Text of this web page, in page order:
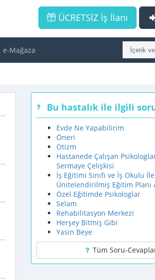
ÜCRETSİZ İş İlanı
e-Mağaza
Bu hastalık ile ilgili
Evde Ne Yapabilirim
Öneri
Otizm
Hastanede Çalışan
Sermaye Çelişkisi
İş Eğitimi Sınıfı ve İş Okulu
Ünitelendirilmiş Eğitim Planı
Özel Eğitimde Psikologlar
Selam
Rehabilitasyon Merkezi
Herşey Bitmiş Gibi
Yasin Beye
Tüm Soru-